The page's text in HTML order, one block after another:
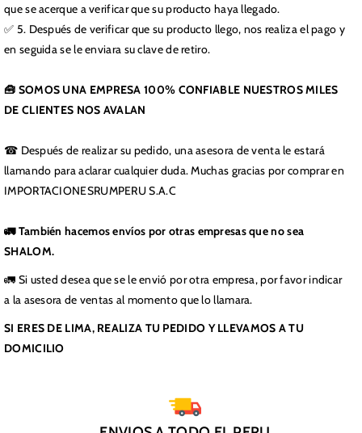
que se acerque a verificar que su producto haya llegado.
✅ 5. Después de verificar que su producto llego, nos realiza el pago y
en seguida se le enviara su clave de retiro.
🧰 SOMOS UNA EMPRESA 100% CONFIABLE NUESTROS MILES
DE CLIENTES NOS AVALAN
☎ Después de realizar su pedido, una asesora de venta le estará
llamando para aclarar cualquier duda. Muchas gracias por comprar en
IMPORTACIONESRUMPERU S.A.C
🚛 También hacemos envíos por otras empresas que no sea
SHALOM.
🚛 Si usted desea que se le envió por otra empresa, por favor indicar
a la asesora de ventas al momento que lo llamara.
SI ERES DE LIMA, REALIZA TU PEDIDO Y LLEVAMOS A TU
DOMICILIO